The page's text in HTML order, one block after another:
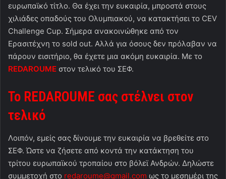
ευρωπαϊκό τίτλο. Θα έχει την ευκαιρία, μπροστά στους
χιλιάδες οπαδούς του Ολυμπιακού, να κατακτήσει το CEV
Challenge Cup. Σήμερα ανακοινώθηκε από τον
Ερασιτέχνη το sold out. Αλλά για όσους δεν πρόλαβαν να
πάρουν εισιτήριο, θα έχετε μια ακόμη ευκαιρία. Με το
REDAROUME στον τελικό του ΣΕΦ.
Το REDAROUME σας στέλνει στον
τελικό
Λοιπόν, εμείς σας δίνουμε την ευκαιρία να βρεθείτε στο
ΣΕΦ. Ώστε να ζήσετε από κοντά την κατάκτηση του
τρίτου ευρωπαϊκού τροπαίου στο βόλεϊ Ανδρών. Δηλώστε
συμμετοχή στο redaroume@gmail.com ως το μεσημέρι της